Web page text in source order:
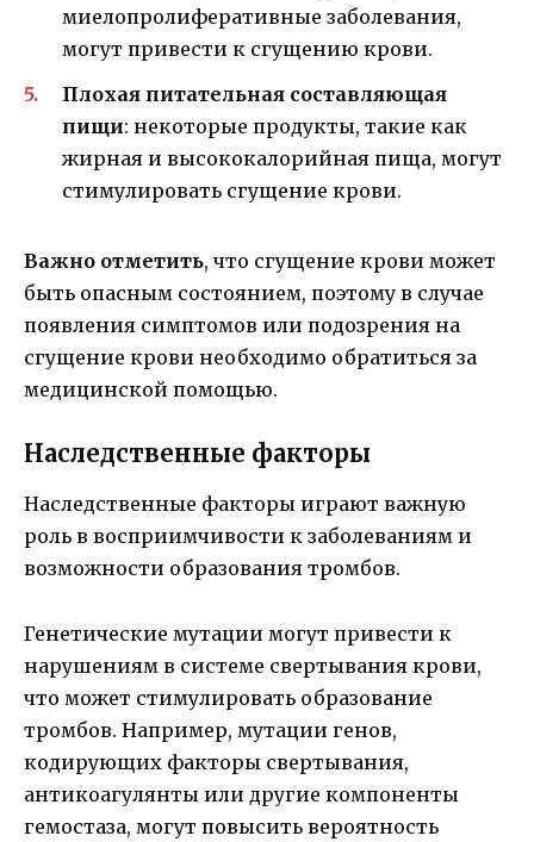
миелопролиферативные заболевания,
могут привести к сгущению крови.
Плохая питательная составляющая
пищи: некоторые продукты, такие как
жирная и высококалорийная пища, могут
стимулировать сгущение крови.
Важно отметить, что сгущение крови может
быть опасным состоянием, поэтому в случае
появления симптомов или подозрения на
сгущение крови необходимо обратиться за
медицинской помощью.
Наследственные факторы
Наследственные факторы играют важную
роль в восприимчивости к заболеваниям и
возможности образования тромбов.
Генетические мутации могут привести к
нарушениям в системе свертывания крови,
что может стимулировать образование
тромбов. Например, мутации генов,
кодирующих факторы свертывания,
антикоагулянты или другие компоненты
гемостаза, могут повысить вероятность